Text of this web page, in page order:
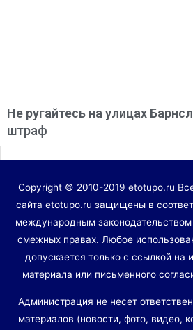
Не ругайтесь на улицах
штраф
Copyright © 2010-2019 etotupo.ru
сайта etotupo.ru защищены в
международным
смежных правах. Любое
допускается только с ссылкой на
материала или письменного
Администрация не несет
материалов (новости, фото, видео,